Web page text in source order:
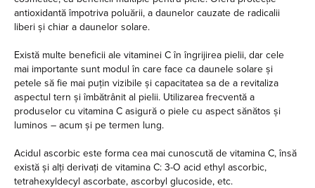
antioxidantă împotriva poluării, a daunelor cauzate de radicalii
liberi și chiar a daunelor solare.
Există multe beneficii ale vitaminei C în îngrijirea pielii, dar cele
mai importante sunt modul în care face ca daunele solare și
petele să fie mai puțin vizibile și capacitatea sa de a revitaliza
aspectul tern și îmbătrânit al pielii. Utilizarea frecventă a
produselor cu vitamina C asigură o piele cu aspect sănătos și
luminos – acum și pe termen lung.
Acidul ascorbic este forma cea mai cunoscută de vitamina C, însă
există și alți derivați de vitamina C: 3-O acid ethyl ascorbic,
tetrahexyldecyl ascorbate, ascorbyl glucoside, etc.